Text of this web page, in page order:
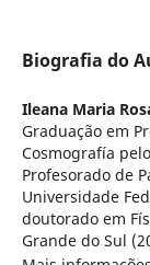
Biografia do
Ileana Maria
Graduação em
Cosmografía
Profesorado de
Universidade
doutorado em
Grande do Sul